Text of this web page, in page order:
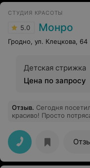
СТУДИЯ КРАСОТЫ
5.0 Монро
Гродно, ул. Клецкова, 64
Детская стрижка
Цена по запросу
Отзыв. Сегодня
красиво! Просто
забомбили классную. Я,
такой прической
любоваться в зеркале.
женщине так немного
Монро!